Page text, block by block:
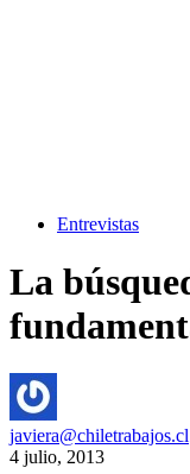
Entrevistas
La
javiera@chiletrabajos.cl
4 julio, 2013